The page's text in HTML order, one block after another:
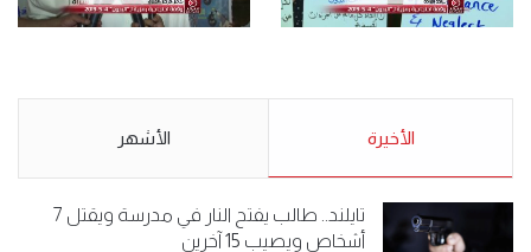
5-2019.
نبيع مخدرات يعني ولا خمر؟!.
الأخيرة الأشهر
تايلند.. طالب يفتح النار في مدرسة ويقتل 7
أشخاص ويصيب 15 آخرين